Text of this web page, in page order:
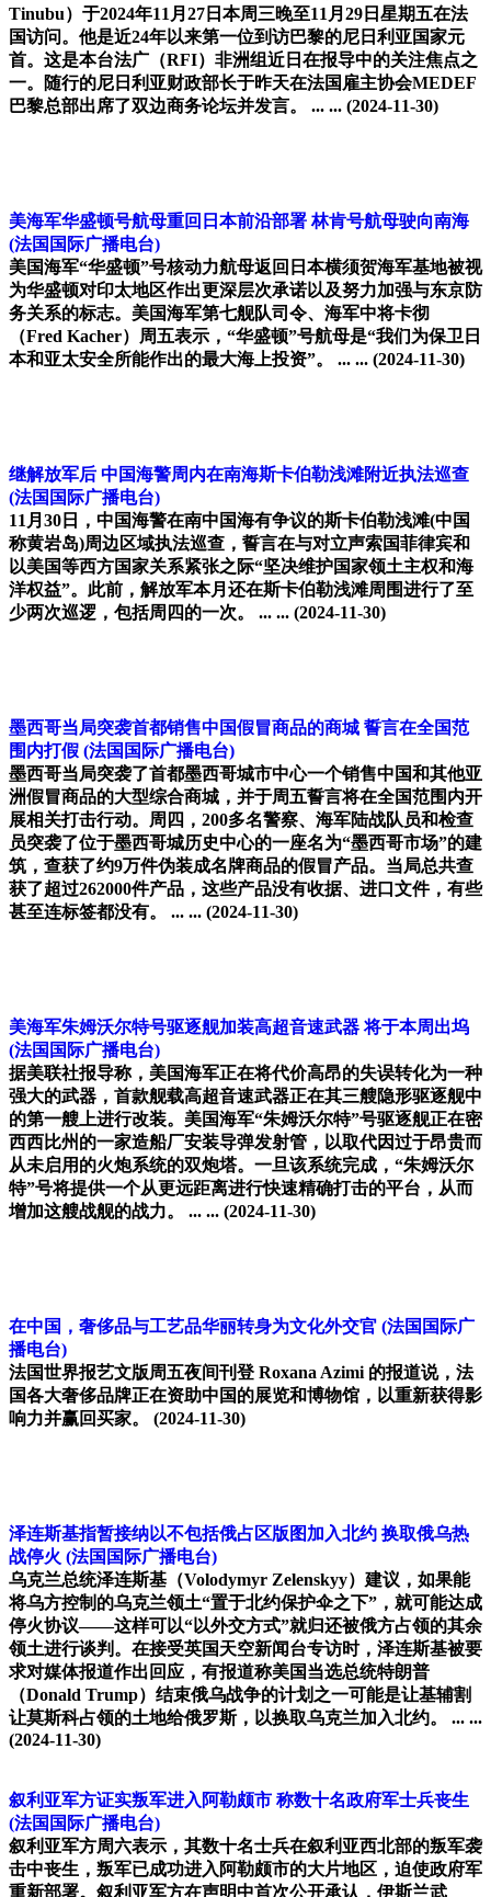
Tinubu）于2024年11月27日本周三晚至11月29日星期五在法
国访问。他是近24年以来第一位到访巴黎的尼日利亚国家元
首。这是本台法广（RFI）非洲组近日在报导中的关注焦点之
一。随行的尼日利亚财政部长于昨天在法国雇主协会MEDEF
巴黎总部出席了双边商务论坛并发言。 ... ... (2024-11-30)
美海军华盛顿号航母重回日本前沿部署 林肯号航母驶向南海
(法国国际广播电台)
美国海军“华盛顿”号核动力航母返回日本横须贺海军基地被视
为华盛顿对印太地区作出更深层次承诺以及努力加强与东京防
务关系的标志。美国海军第七舰队司令、海军中将卡彻
（Fred Kacher）周五表示，“华盛顿”号航母是“我们为保卫日
本和亚太安全所能作出的最大海上投资”。 ... ... (2024-11-30)
继解放军后 中国海警周内在南海斯卡伯勒浅滩附近执法巡查
(法国国际广播电台)
11月30日，中国海警在南中国海有争议的斯卡伯勒浅滩(中国
称黄岩岛)周边区域执法巡查，誓言在与对立声索国菲律宾和
以美国等西方国家关系紧张之际“坚决维护国家领土主权和海
洋权益”。此前，解放军本月还在斯卡伯勒浅滩周围进行了至
少两次巡逻，包括周四的一次。 ... ... (2024-11-30)
墨西哥当局突袭首都销售中国假冒商品的商城 誓言在全国范
围内打假 (法国国际广播电台)
墨西哥当局突袭了首都墨西哥城市中心一个销售中国和其他亚
洲假冒商品的大型综合商城，并于周五誓言将在全国范围内开
展相关打击行动。周四，200多名警察、海军陆战队员和检查
员突袭了位于墨西哥城历史中心的一座名为“墨西哥市场”的建
筑，查获了约9万件伪装成名牌商品的假冒产品。当局总共查
获了超过262000件产品，这些产品没有收据、进口文件，有些
甚至连标签都没有。 ... ... (2024-11-30)
美海军朱姆沃尔特号驱逐舰加装高超音速武器 将于本周出坞
(法国国际广播电台)
据美联社报导称，美国海军正在将代价高昂的失误转化为一种
强大的武器，首款舰载高超音速武器正在其三艘隐形驱逐舰中
的第一艘上进行改装。美国海军“朱姆沃尔特”号驱逐舰正在密
西西比州的一家造船厂安装导弹发射管，以取代因过于昂贵而
从未启用的火炮系统的双炮塔。一旦该系统完成，“朱姆沃尔
特”号将提供一个从更远距离进行快速精确打击的平台，从而
增加这艘战舰的战力。 ... ... (2024-11-30)
在中国，奢侈品与工艺品华丽转身为文化外交官 (法国国际广
播电台)
法国世界报艺文版周五夜间刊登 Roxana Azimi 的报道说，法
国各大奢侈品牌正在资助中国的展览和博物馆，以重新获得影
响力并赢回买家。 (2024-11-30)
泽连斯基指暂接纳以不包括俄占区版图加入北约 换取俄乌热
战停火 (法国国际广播电台)
乌克兰总统泽连斯基（Volodymyr Zelenskyy）建议，如果能
将乌方控制的乌克兰领土“置于北约保护伞之下”，就可能达成
停火协议——这样可以“以外交方式”就归还被俄方占领的其余
领土进行谈判。在接受英国天空新闻台专访时，泽连斯基被要
求对媒体报道作出回应，有报道称美国当选总统特朗普
（Donald Trump）结束俄乌战争的计划之一可能是让基辅割
让莫斯科占领的土地给俄罗斯，以换取乌克兰加入北约。 ... ...
(2024-11-30)
叙利亚军方证实叛军进入阿勒颇市 称数十名政府军士兵丧生
(法国国际广播电台)
叙利亚军方周六表示，其数十名士兵在叙利亚西北部的叛军袭
击中丧生，叛军已成功进入阿勒颇市的大片地区，迫使政府军
重新部署。叙利亚军方在声明中首次公开承认，伊斯兰武